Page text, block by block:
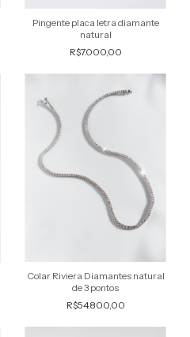
Pingente placa letra diamante
natural
R$7.000,00
Colar Riviera Diamantes natural
de 3 pontos
R$54.800,00